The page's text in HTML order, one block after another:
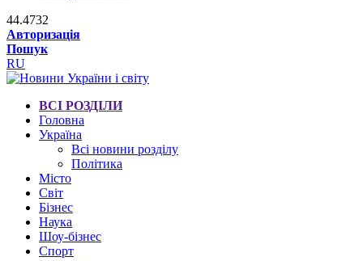
44.4732
Авторизація
Пошук
RU
ВСІ РОЗДІЛИ
Головна
Україна
Всі новини розділу
Політика
Місто
Світ
Бізнес
Наука
Шоу-бізнес
Спорт